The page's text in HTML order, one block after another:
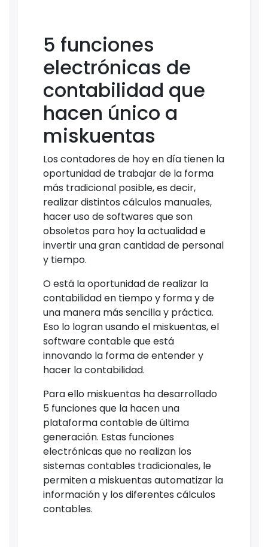
5 funciones
electrónicas de
contabilidad que
hacen único a
miskuentas
Los contadores de hoy en día tienen la
oportunidad de trabajar de la forma
más tradicional posible, es decir,
realizar distintos cálculos manuales,
hacer uso de softwares que son
obsoletos para hoy la actualidad e
invertir una gran cantidad de personal
y tiempo.
O está la oportunidad de realizar la
contabilidad en tiempo y forma y de
una manera más sencilla y práctica.
Eso lo logran usando el miskuentas, el
software contable que está
innovando la forma de entender y
hacer la contabilidad.
Para ello miskuentas ha desarrollado
5 funciones que la hacen una
plataforma contable de última
generación. Estas funciones
electrónicas que no realizan los
sistemas contables tradicionales, le
permiten a miskuentas automatizar la
información y los diferentes cálculos
contables.